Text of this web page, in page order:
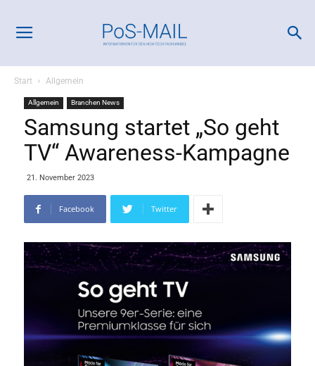
Start Allgemein
Allgemein Branchen News
Samsung startet „So geht
TV“ Awareness-Kampagne
21. November 2023
Facebook Twitter